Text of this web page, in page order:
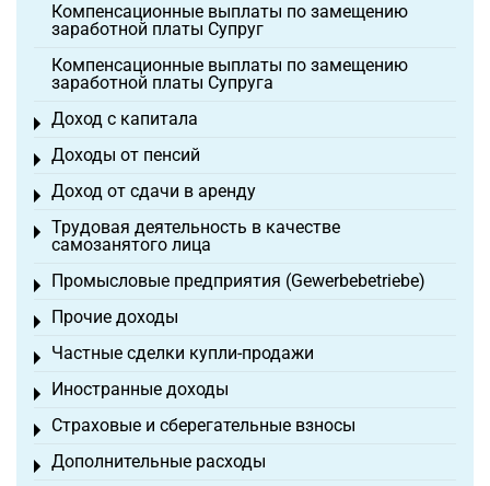
Компенсационные выплаты по замещению
заработной платы Супруг
Компенсационные выплаты по замещению
заработной платы Супруга
Доход с капитала
Toggle menu
Доходы от пенсий
Toggle menu
Доход от сдачи в аренду
Toggle menu
Трудовая деятельность в качестве
самозанятого лица
Toggle menu
Промысловые предприятия (Gewerbebetriebe)
Toggle menu
Прочие доходы
Toggle menu
Частные сделки купли-продажи
Toggle menu
Иностранные доходы
Toggle menu
Страховые и сберегательные взносы
Toggle menu
Дополнительные расходы
Toggle menu